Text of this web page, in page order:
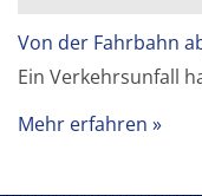
Von der Fahrbahn
Ein Verkehrsunfall
Mehr erfahren